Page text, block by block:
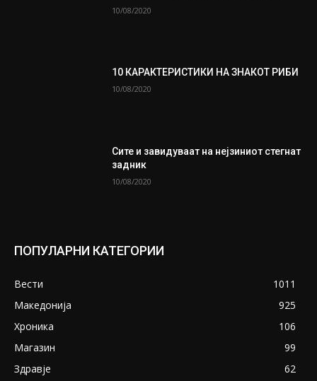
10/08/2020
10 КАРАКТЕРИСТИКИ НА ЗНАКОТ РИБИ
10/08/2020
Сите и завидуваат на нејзиниот стегнат
задник
10/08/2020
ПОПУЛАРНИ КАТЕГОРИИ
Вести
1011
Македонија
925
Хроника
106
Магазин
99
Здравје
62